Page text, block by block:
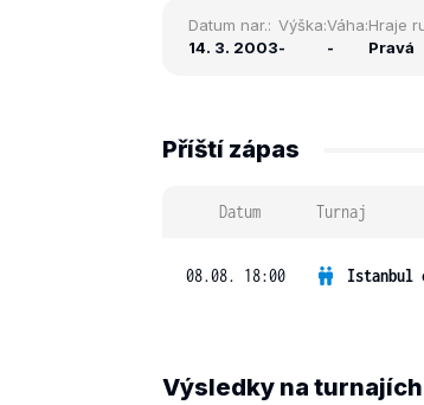
Datum nar.:
14. 3. 2003
Výška:
-
Váha:
-
Hraje
Pravá
Příští zápas
Datum Turnaj
08.08. 18:00 Istanbul
Výsledky na turnajích